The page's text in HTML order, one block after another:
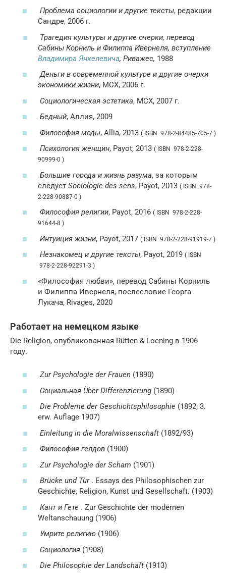
Проблема социологии и другие тексты, редакции
Сандре, 2006 г.
Трагедия культуры и другие очерки, перевод
Сабины Корниль и Филиппа Ивернеля, вступление
Владимира Янкелевича, Риважес, 1988
Деньги в современной культуре и другие очерки
экономики жизни, МСХ, 2006 г.
Социологическая эстетика, МСХ, 2007 г.
Бедный, Аллия, 2009
Философия моды, Allia, 2013 ( ISBN 978-2-84485-705-7 )
Психология женщин, Payot, 2013 ( ISBN 978-2-228-
90999-0 )
Большие города и жизнь разума, за которым
следует Sociologie des sens, Payot, 2013 ( ISBN 978-
2-228-90887-0 )
Философия религии, Payot, 2016 ( ISBN 978-2-228-
91644-8 )
Интуиция жизни, Payot, 2017 ( ISBN 978-2-228-91919-7 )
Незнакомец и другие тексты, Payot, 2019 ( ISBN
978-2-228-92291-3 )
«Философия любви», перевод Сабины Корниль
и Филиппа Ивернеля, послесловие Георга
Лукача, Rivages, 2020
Работает на немецком языке
Die Religion, опубликованная Rütten & Loening в 1906
году.
Zur Psychologie der Frauen (1890)
Социальная Über Differenzierung (1890)
Die Probleme der Geschichtsphilosophie (1892; 3.
erw. Auflage 1907)
Einleitung in die Moralwissenschaft (1892/93)
Философия гелдов (1900)
Zur Psychologie der Scham (1901)
Brücke und Tür. Essays des Philosophischen zur
Geschichte, Religion, Kunst und Gesellschaft. (1903)
Кант и Гете . Zur Geschichte der modernen
Weltanschauung (1906)
Умрите религию (1906)
Социология (1908)
Die Philosophie der Landschaft (1913)